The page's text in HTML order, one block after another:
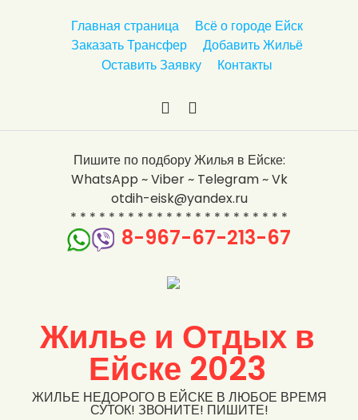
Главная страница
Всё о городе Ейск
Заказать Трансфер
Добавить Жильё
Оставить Заявку
Контакты
В
о
н
т
а
к
е
Y
u
T
u
b
e
Пишите по подбору Жилья в Ейске:
WhatsApp ~ Viber ~ Telegram ~ Vk
otdih-eisk@yandex.ru
* * * * * * * * * * * * * * * * * * * * * * *
8-967-67-213-67
Жилье и Отдых в
Ейске 2023
ЖИЛЬЕ НЕДОРОГО В ЕЙСКЕ В ЛЮБОЕ ВРЕМЯ
СУТОК! ЗВОНИТЕ! ПИШИТЕ!